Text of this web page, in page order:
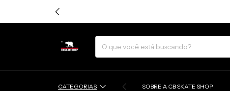
CATEGORIAS SOBRE A CB SKATE SHOP